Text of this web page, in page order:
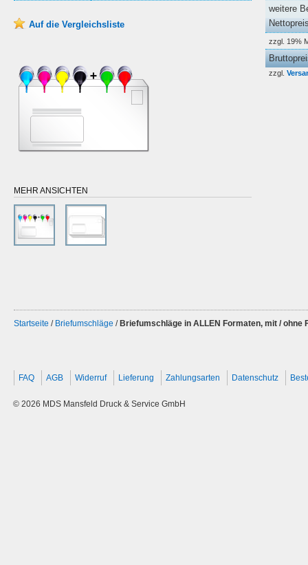
Auf die Vergleichsliste
weitere
zzgl. 19%
zzgl.
MEHR ANSICHTEN
Startseite / Briefumschläge /Briefumschläge in ALLEN Formaten, mit / ohne
FAQ AGB Widerruf Lieferung Zahlungsarten Datenschutz
© 2026 MDS Mansfeld Druck & Service GmbH